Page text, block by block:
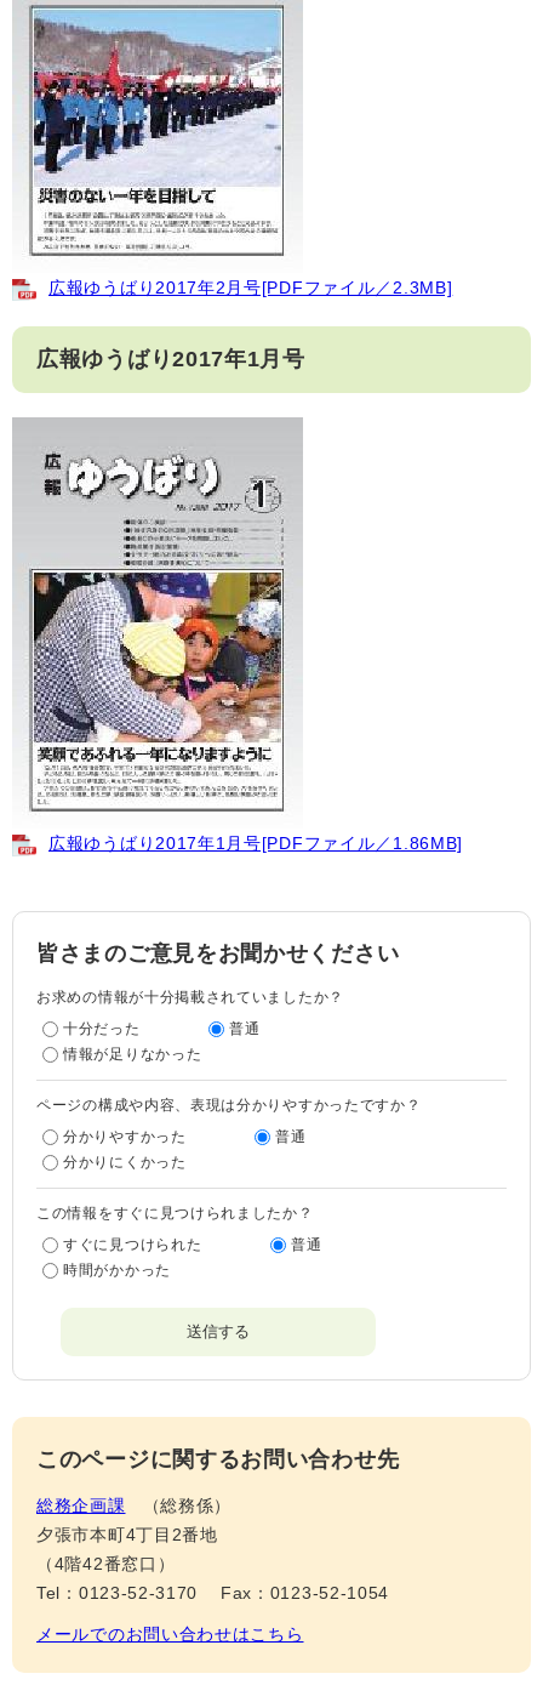
広報ゆうばり2017年2月号[PDFファイル／2.3MB]
広報ゆうばり2017年1月号
広報ゆうばり2017年1月号[PDFファイル／1.86MB]
皆さまのご意見をお聞かせください
お求めの情報が十分掲載されていましたか？
十分だった
普通
情報が足りなかった
ページの構成や内容、表現は分かりやすかったですか？
分かりやすかった
普通
分かりにくかった
この情報をすぐに見つけられましたか？
すぐに見つけられた
普通
時間がかかった
このページに関するお問い合わせ先
総務企画課
総務係
夕張市本町4丁目2番地
（4階42番窓口）
Tel：0123-52-3170
Fax：0123-52-1054
メールでのお問い合わせはこちら